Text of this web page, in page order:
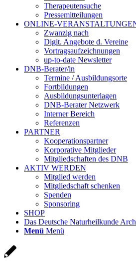
Therapeutensuche
Pressemitteilungen
ONLINE-
Zwanzig nach
Digit. Angebote d. Vereine
Vortragsaufzeichnungen
up-to-date Newsletter
DNB-Berater/in
Termine / Ausbildungsorte
Fortbildungen
Ausbildungsunterlagen
DNB-Berater Netzwerk
Interner Bereich
Referenzen
PARTNER
Kooperationspartner
Korporative Mitglieder
Mitgliedschaften des DNB
AKTIV WERDEN
Mitglied werden
Mitgliedschaft schenken
Spenden
Sponsoring
SHOP
Das Deutsche Naturheilkunde
Menü Menü